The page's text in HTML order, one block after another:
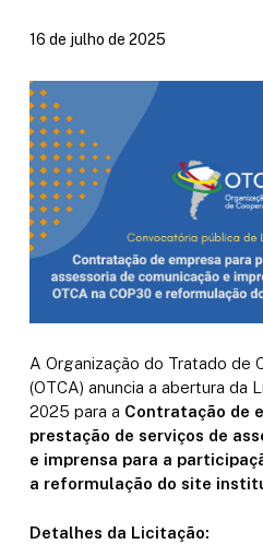
16 de julho de 2025
A Organização do Tratado de
(OTCA) anuncia a abertura da
2025 para a Contratação de
prestação de serviços de
e imprensa para a
a reformulação do site
Detalhes da Licitação: